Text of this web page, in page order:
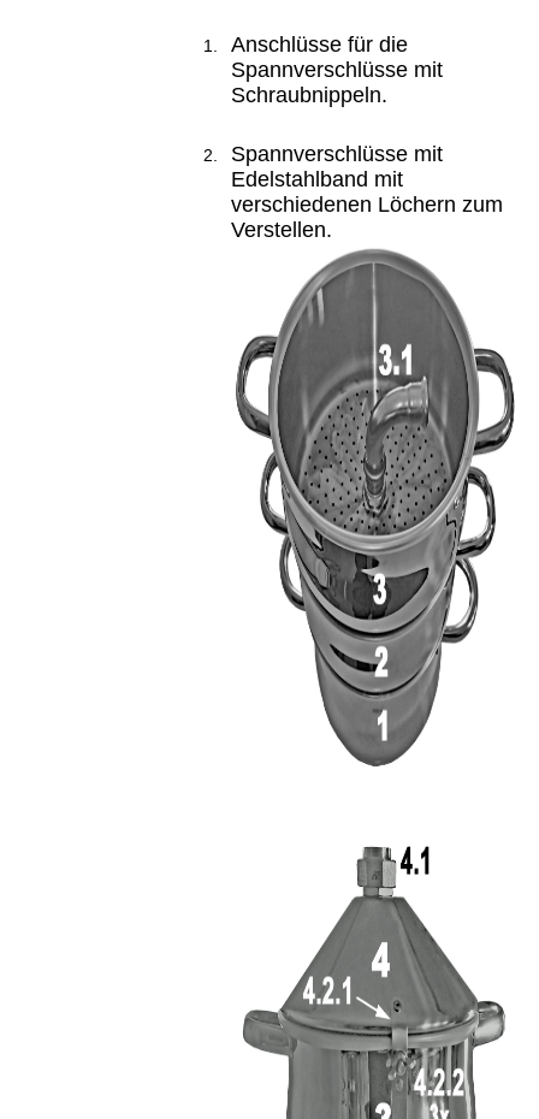
Anschlüsse für die
Spannverschlüsse mit
Schraubnippeln.
Spannverschlüsse mit
Edelstahlband mit
verschiedenen Löchern zum
Verstellen.